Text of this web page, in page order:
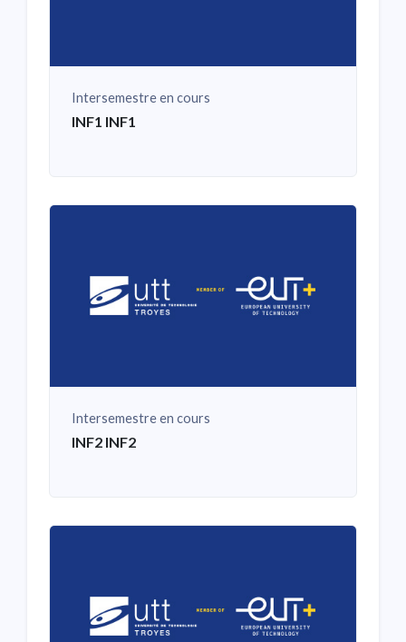
Intersemestre en cours
INF1 INF1
Intersemestre en cours
INF2 INF2